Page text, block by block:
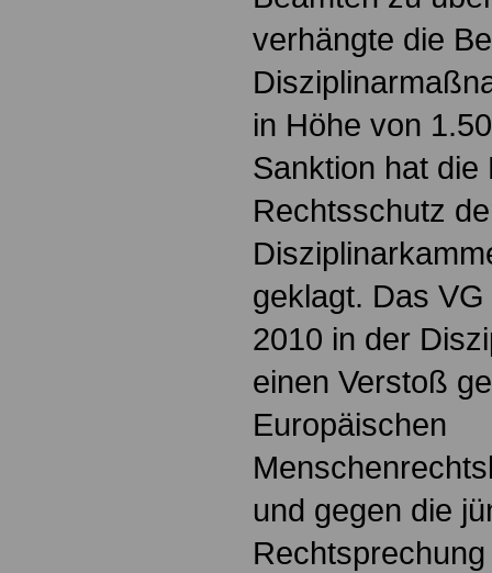
verhängte die
in Höhe von
Sanktion hat die
Rechtsschutz
geklagt. Das
2010 in der
einen Verstoß
Europäischen
und gegen die